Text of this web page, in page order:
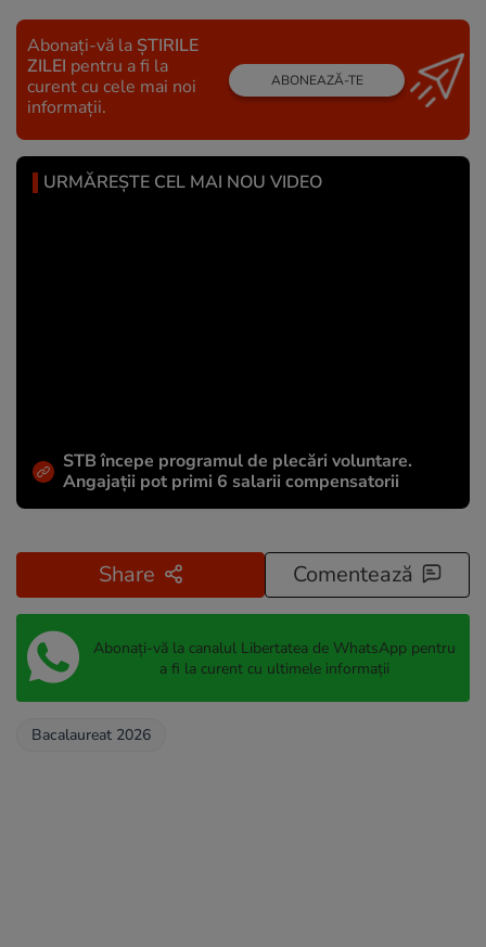
Abonați-vă la ȘTIRILE
ZILEI pentru a fi la
curent cu cele mai noi
informații.
ABONEAZĂ-TE
URMĂREȘTE CEL MAI NOU VIDEO
STB începe programul de plecări voluntare.
Angajații pot primi 6 salarii compensatorii
Share Comentează
Abonați-vă la canalul Libertatea de WhatsApp pentru
a fi la curent cu ultimele informații
Bacalaureat 2026